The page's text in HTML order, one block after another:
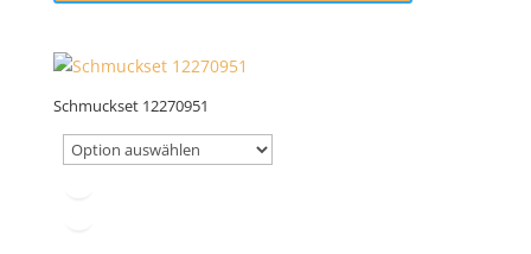
Schmuckset 12270951